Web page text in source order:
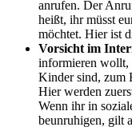
anrufen. Der
heißt, ihr müsst
möchtet. Hier ist
Vorsicht im
informieren wollt,
Kinder sind, zum
Hier werden
Wenn ihr in
beunruhigen, gilt